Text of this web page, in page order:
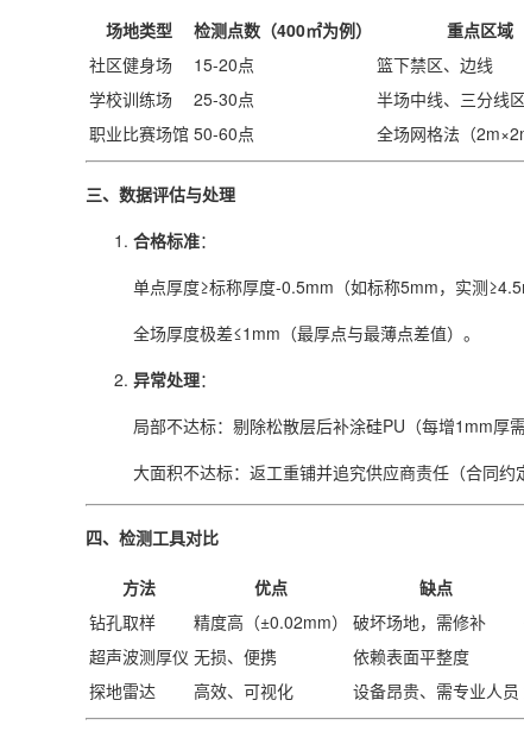
场地类型 检测点数（400㎡为例）
重点区域
社区健身场
15-20点
篮下禁区、边线
学校训练场
25-30点
半场中线、三分线
职业比赛场馆 50-60点 全场网格法（
三、数据评估与处理
合格标准：
单点厚度≥标称厚度-0.5mm（如标称5mm，实测
全场厚度极差≤1mm（最厚点与最薄点差值）。
异常处理：
局部不达标：剔除松散层后补涂硅PU（每增1mm厚
大面积不达标：返工重铺并追究供应商责任（合同约
四、检测工具对比
方法 优点 缺点
钻孔取样
精度高（±0.02mm） 破坏场地，需修补
超声波测厚仪 无损、便携 依赖表面平整度
探地雷达
高效、可视化 设备昂贵、需专业人员